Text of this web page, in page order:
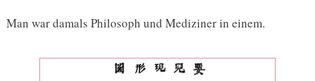
Man war damals Philosoph und Mediziner in einem.